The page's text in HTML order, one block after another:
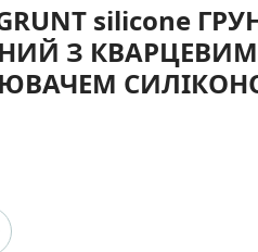
silicone
З КВАРЦЕВИМ